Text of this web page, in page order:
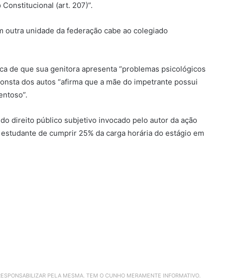
(art. 207)”.
unidade da federação cabe ao colegiado
de que sua genitora apresenta “problemas psicológicos
dos autos “afirma que a mãe do impetrante possui
direito público subjetivo invocado pelo autor da ação
de cumprir 25% da carga horária do estágio em
PELA MESMA. TEM O CUNHO MERAMENTE INFORMATIVO.